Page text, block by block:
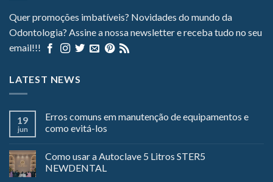
Quer promoções imbatíveis? Novidades do mundo da
Odontologia? Assine a nossa newsletter e receba tudo no seu
email!!!
LATEST NEWS
19
jun
Erros comuns em manutenção de equipamentos e
como evitá-los
Como usar a Autoclave 5 Litros STER5
NEWDENTAL